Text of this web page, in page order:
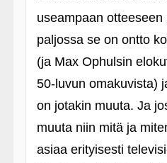
useampaan
paljossa se on ontto
(ja Max Ophulsin
50-luvun omakuvista)
on jotakin muuta. Ja
muuta niin mitä ja
asiaa erityisesti